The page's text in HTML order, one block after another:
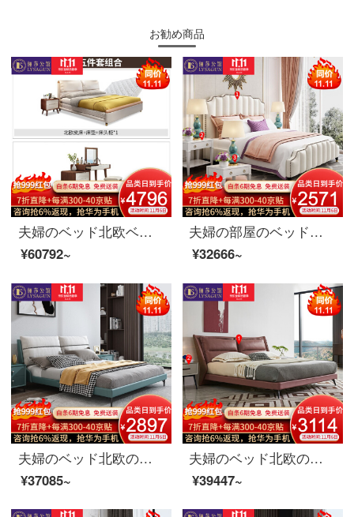
お勧め商品
夫婦のベッド北欧ベッドのダブルベッド1.8メートルのシンプルなベッドルームのベッドの結婚式ベッドの家具のベッド+マットレス+マットレス*1+008ドレッサー+化粧台+化粧道具のベンチ1800*2000
¥60792~
夫婦の部屋のベッドの実の木のベッドのダブルベッドの1.8メートルの布芸ベッドのアメリカの軽奢な寝室の結婚式ベッドの逸品の家具のベッド+ベッドの頭の戸棚*2 1800*2000
¥32666~
夫婦のベッド北欧の軽奢な布芸のダブルベッド1.8メートルの近代的な簡単な寝室のシングル1.5メートルの木のベッドの家具のベッド+ベッドの頭の戸棚*2 1800*2000
¥37085~
夫婦のベッド北欧の軽奢なツインベッド1.8メートルの近代的なシンプルなベッドルームの木製品の家具のベッド+ベッドの頭の棚*1 1800*2000
¥39447~